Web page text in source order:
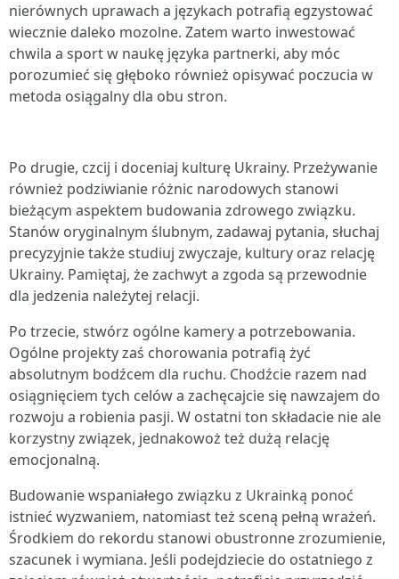
nierównych uprawach a językach potrafią egzystować
wiecznie daleko mozolne. Zatem warto inwestować
chwila a sport w naukę języka partnerki, aby móc
porozumieć się głęboko również opisywać poczucia w
metoda osiągalny dla obu stron.
Po drugie, czcij i doceniaj kulturę Ukrainy. Przeżywanie
również podziwianie różnic narodowych stanowi
bieżącym aspektem budowania zdrowego związku.
Stanów oryginalnym ślubnym, zadawaj pytania, słuchaj
precyzyjnie także studiuj zwyczaje, kultury oraz relację
Ukrainy. Pamiętaj, że zachwyt a zgoda są przewodnie
dla jedzenia należytej relacji.
Po trzecie, stwórz ogólne kamery a potrzebowania.
Ogólne projekty zaś chorowania potrafią żyć
absolutnym bodźcem dla ruchu. Chodźcie razem nad
osiągnięciem tych celów a zachęcajcie się nawzajem do
rozwoju a robienia pasji. W ostatni ton składacie nie ale
korzystny związek, jednakowoż też dużą relację
emocjonalną.
Budowanie wspaniałego związku z Ukrainką ponoć
istnieć wyzwaniem, natomiast też sceną pełną wrażeń.
Środkiem do rekordu stanowi obustronne zrozumienie,
szacunek i wymiana. Jeśli podejdziecie do ostatniego z